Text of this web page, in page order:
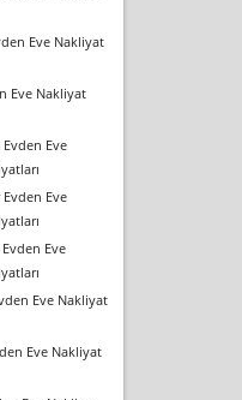
Eve Nakliyat
Eve Nakliyat
Eve
Evden Eve
Eve
Eve Nakliyat
Eve Nakliyat